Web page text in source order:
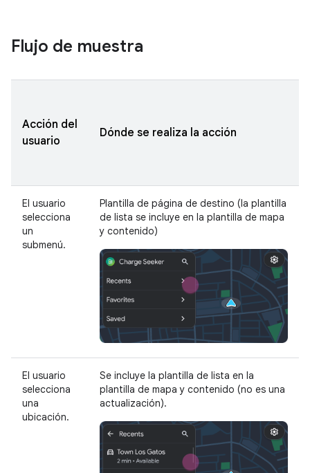
Flujo de muestra
Acción del
usuario
Dónde se realiza la acción
El usuario
selecciona
un
submenú.
Plantilla de página de destino (la plantilla
de lista se incluye en la plantilla de mapa
y contenido)
El usuario
selecciona
una
ubicación.
Se incluye la plantilla de lista en la
plantilla de mapa y contenido (no es una
actualización).